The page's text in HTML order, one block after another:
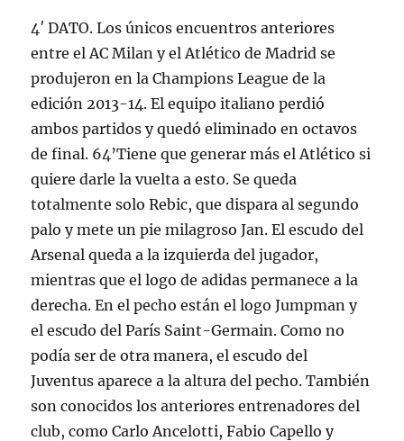
4′ DATO. Los únicos encuentros anteriores
entre el AC Milan y el Atlético de Madrid se
produjeron en la Champions League de la
edición 2013-14. El equipo italiano perdió
ambos partidos y quedó eliminado en octavos
de final. 64’Tiene que generar más el Atlético si
quiere darle la vuelta a esto. Se queda
totalmente solo Rebic, que dispara al segundo
palo y mete un pie milagroso Jan. El escudo del
Arsenal queda a la izquierda del jugador,
mientras que el logo de adidas permanece a la
derecha. En el pecho están el logo Jumpman y
el escudo del París Saint-Germain. Como no
podía ser de otra manera, el escudo del
Juventus aparece a la altura del pecho. También
son conocidos los anteriores entrenadores del
club, como Carlo Ancelotti, Fabio Capello y